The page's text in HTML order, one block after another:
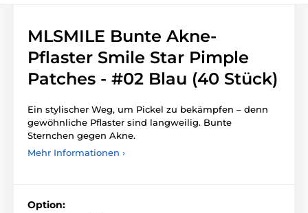
MLSMILE Bunte Akne-
Pflaster Smile Star Pimple
Patches - #02 Blau (40 Stück)
Ein stylischer Weg, um Pickel zu bekämpfen – denn
gewöhnliche Pflaster sind langweilig. Bunte
Sternchen gegen Akne.
Mehr Informationen ›
Option: